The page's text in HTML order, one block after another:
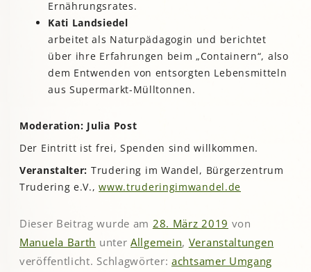
Ernährungsrates.
Kati Landsiedel
arbeitet als Naturpädagogin und berichtet
über ihre Erfahrungen beim „Containern“, also
dem Entwenden von entsorgten Lebensmitteln
aus Supermarkt-Mülltonnen.
Moderation: Julia Post
Der Eintritt ist frei, Spenden sind willkommen.
Veranstalter: Trudering im Wandel, Bürgerzentrum
Trudering e.V.,www.truderingimwandel.de
Dieser Beitrag wurde am 28. März 2019 von
Manuela Barth unterAllgemein, Veranstaltungen
veröffentlicht. Schlagwörter: achtsamer Umgang